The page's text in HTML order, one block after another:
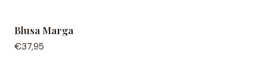
Fora de Estoque
Blusa Marga
€37,95